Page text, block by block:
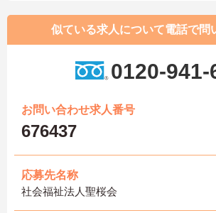
似ている求人について電話で問
0120-941-
お問い合わせ求人番号
676437
応募先名称
社会福祉法人聖桜会